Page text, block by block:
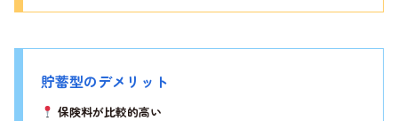
貯蓄型のデメリット
保険料が比較的高い